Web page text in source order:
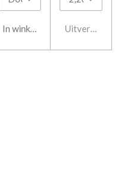
In winkelwagen Uitverkocht